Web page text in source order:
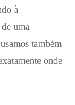
à
uma
também
onde